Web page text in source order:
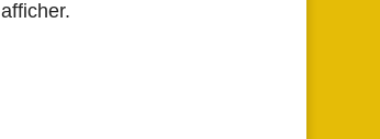
afficher.